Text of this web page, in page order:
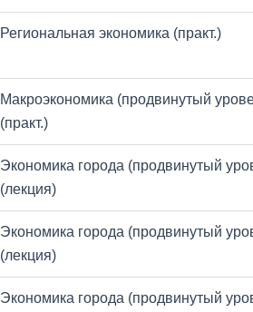
Региональная экономика (практ.)
Макроэкономика (продвинутый
(практ.)
Экономика города (продвинутый
(лекция)
Экономика города (продвинутый
(лекция)
Экономика города (продвинутый